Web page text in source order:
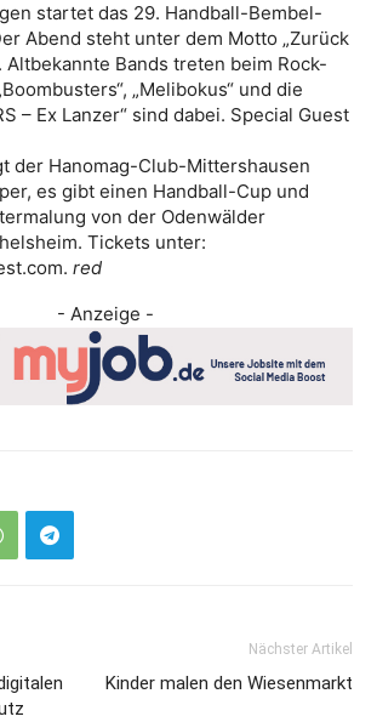
startet das 29. Handball-Bembel-
Abend steht unter dem Motto „Zurück
Altbekannte Bands treten beim Rock-
„Melibokus“ und die
– Ex Lanzer“ sind dabei. Special Guest
der Hanomag-Club-Mittershausen
es gibt einen Handball-Cup und
von der Odenwälder
Tickets unter:
red
- Anzeige -
Nächster Artikel
Kinder malen den Wiesenmarkt